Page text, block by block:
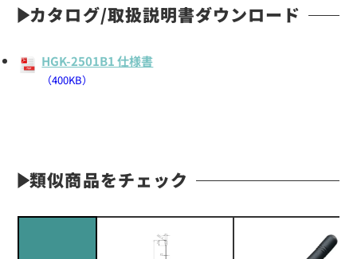
カタログ/取扱説明書ダウンロード
HGK-2501B1 仕様書
（400KB）
類似商品をチェック